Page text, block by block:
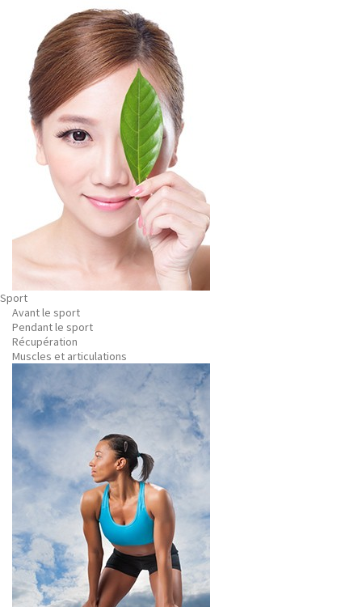
Sport
Avant le sport
Pendant le sport
Récupération
Muscles et articulations